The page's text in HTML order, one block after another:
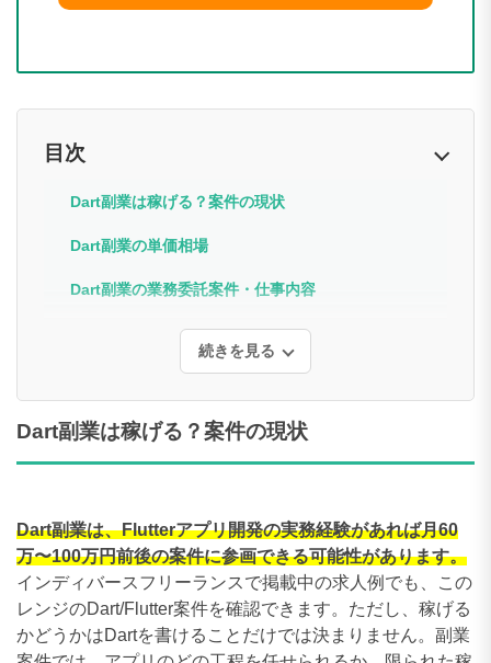
目次
Dart副業は稼げる？案件の現状
Dart副業の単価相場
Dart副業の業務委託案件・仕事内容
続きを見る
Dart副業は稼げる？案件の現状
Dart副業は、Flutterアプリ開発の実務経験があれば月60
万〜100万円前後の案件に参画できる可能性があります。
インディバースフリーランスで掲載中の求人例でも、この
レンジのDart/Flutter案件を確認できます。ただし、稼げる
かどうかはDartを書けることだけでは決まりません。副業